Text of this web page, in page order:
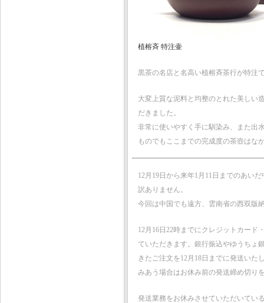
植榕斉 特注壷
黒茶の名店と名高い植榕斉茶行が特注
大変上質な泥料と均整のとれた美しい
だきました。
非常に使いやすく手に馴染み、また出
ものでもここまでの完成度の茶壺はな
12月19日から来年1月11日までのあい
訳ありません。
今回は中国でも遠方、雲南省の西双版
12月16日22時までにクレジットカード
ていただきます。銀行振込やゆうちょ
きたご注文を12月18日までに発送いた
みあう場合はお休み前の発送締め切り
発送業務をお休みさせていただいてい